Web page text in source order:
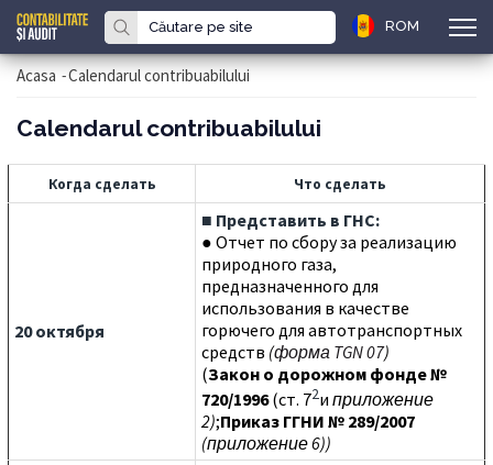
ROM
Acasa -Calendarul contribuabilului
Calendarul contribuabilului
Когда сделать Что сделать
20 октября
■ Представить в ГНС:
● Отчет по сбору за реализацию
природного газа,
предназначенного для
использования в качестве
горючего для автотранспортных
средств (форма TGN 07)
(Закон о дорожном фонде№
720/1996(ст. 72и приложение
2);Приказ ГГНИ № 289/2007
(приложение 6))